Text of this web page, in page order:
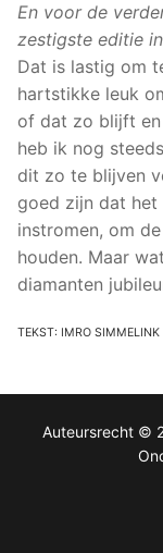
En voor de
zestigste editie
Dat is lastig om
hartstikke leuk
of dat zo blijft
heb ik nog
dit zo te blijven
goed zijn dat
instromen, om
houden. Maar
diamanten
TEKST: IMRO SIMMELINK
Auteursrecht ©